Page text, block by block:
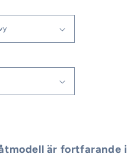
är fortfarande